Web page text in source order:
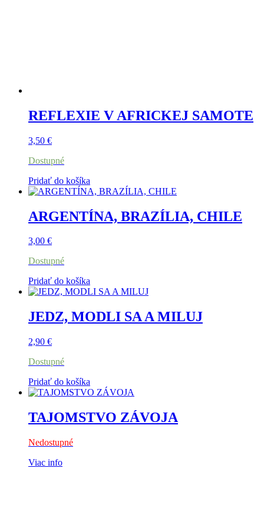
REFLEXIE V AFRICKEJ SAMOTE
3,50 €
Dostupné
Pridať do košíka
ARGENTÍNA, BRAZÍLIA, CHILE
3,00 €
Dostupné
Pridať do košíka
JEDZ, MODLI SA A MILUJ
2,90 €
Dostupné
Pridať do košíka
TAJOMSTVO ZÁVOJA
Nedostupné
Viac info